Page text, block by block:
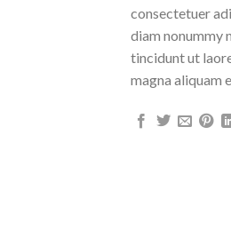
consectetuer
diam nonummy
tincidunt ut
magna aliquam